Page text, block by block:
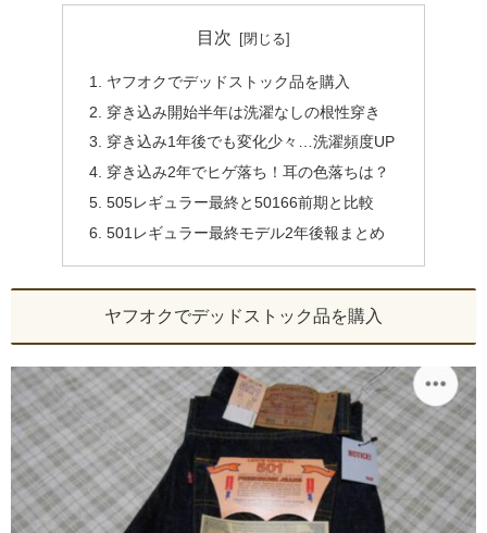
目次
ヤフオクでデッドストック品を購入
穿き込み開始半年は洗濯なしの根性穿き
穿き込み1年後でも変化少々…洗濯頻度UP
穿き込み2年でヒゲ落ち！耳の色落ちは？
505レギュラー最終と50166前期と比較
501レギュラー最終モデル2年後報まとめ
ヤフオクでデッドストック品を購入